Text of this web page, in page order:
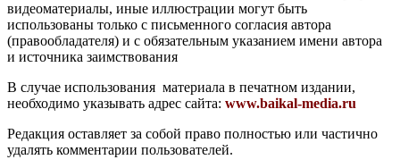
видеоматериалы, иные иллюстрации могут быть
использованы только с письменного согласия автора
(правообладателя) и с обязательным указанием имени автора
и источника заимствования
В случае использования материала в печатном издании,
необходимо указывать адрес сайта: www.baikal-media.ru
Редакция оставляет за собой право полностью или частично
удалять комментарии пользователей.